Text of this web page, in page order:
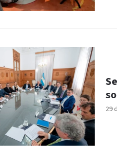
29